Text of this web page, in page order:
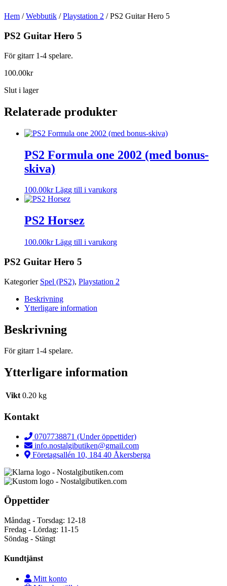
Hem /Webbutik /Playstation 2 / PS2 Guitar Hero 5
PS2 Guitar Hero 5
För gitarr 1-4 spelare.
100.00kr
Slut i lager
Relaterade produkter
PS2 Formula one 2002 (med bonus-
skiva)
100.00kr Lägg till i varukorg
PS2 Horsez
100.00kr Lägg till i varukorg
PS2 Guitar Hero 5
Kategorier Spel (PS2), Playstation 2
Beskrivning
Ytterligare information
Beskrivning
För gitarr 1-4 spelare.
Ytterligare information
Vikt 0.20 kg
Kontakt
0707738871 (Under öppettider)
info.nostalgibutiken@gmail.com
Företagsallén 10, 184 40 Åkersberga
Öppettider
Måndag - Torsdag: 12-18
Fredag - Lördag: 11-15
Söndag - Stängt
Kundtjänst
Mitt konto